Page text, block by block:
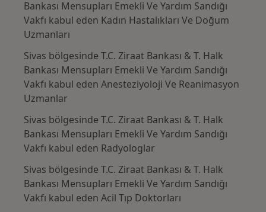
Bankası Mensupları Emekli Ve Yardım Sandığı
Vakfı kabul eden Kadın Hastalıkları Ve Doğum
Uzmanları
Sivas bölgesinde T.C. Ziraat Bankası & T. Halk
Bankası Mensupları Emekli Ve Yardım Sandığı
Vakfı kabul eden Anesteziyoloji Ve Reanimasyon
Uzmanlar
Sivas bölgesinde T.C. Ziraat Bankası & T. Halk
Bankası Mensupları Emekli Ve Yardım Sandığı
Vakfı kabul eden Radyologlar
Sivas bölgesinde T.C. Ziraat Bankası & T. Halk
Bankası Mensupları Emekli Ve Yardım Sandığı
Vakfı kabul eden Acil Tıp Doktorları